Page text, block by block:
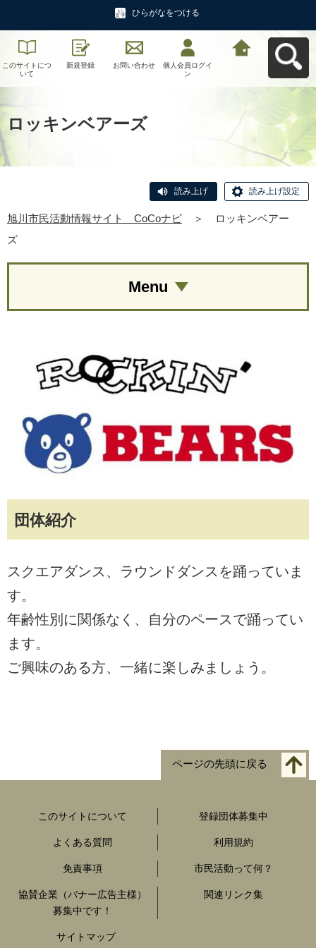
ひらがなをつける
このサイトにつ
いて
新規登録 お問い合わせ
個人会員ログイ
ン
ロッキンベアーズ
読み上げ 読み上げ設定
旭川市民活動情報サイト CoCoナビ ＞
ロッキンベアー
ズ
団体紹介
スクエアダンス、ラウンドダンスを踊っていま
す。
年齢性別に関係なく、自分のペースで踊ってい
ます。
ご興味のある方、一緒に楽しみましょう。
Menu
ページの先頭に戻る
このサイトについて 登録団体募集中
よくある質問 利用規約
免責事項 市民活動って何？
協賛企業（バナー広告主様）
募集中です！
関連リンク集
サイトマップ